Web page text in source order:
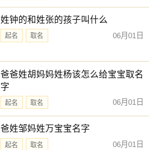
姓钟的和姓张的孩子叫什么
起名 取名 06月01日
爸爸姓胡妈妈姓杨该怎么给宝宝取名
字
起名 取名 06月01日
爸姓邹妈姓万宝宝名字
起名 取名 06月01日